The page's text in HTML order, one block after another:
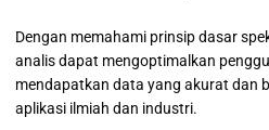
Dengan memahami prinsip dasar
analis dapat mengoptimalkan
mendapatkan data yang akurat dan
aplikasi ilmiah dan industri.